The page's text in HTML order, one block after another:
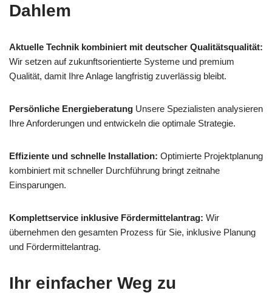
Dahlem
Aktuelle Technik kombiniert mit deutscher Qualitätsqualität:
Wir setzen auf zukunftsorientierte Systeme und premium
Qualität, damit Ihre Anlage langfristig zuverlässig bleibt.
Persönliche Energieberatung Unsere Spezialisten analysieren
Ihre Anforderungen und entwickeln die optimale Strategie.
Effiziente und schnelle Installation: Optimierte Projektplanung
kombiniert mit schneller Durchführung bringt zeitnahe
Einsparungen.
Komplettservice inklusive Fördermittelantrag: Wir
übernehmen den gesamten Prozess für Sie, inklusive Planung
und Fördermittelantrag.
Ihr einfacher Weg zu